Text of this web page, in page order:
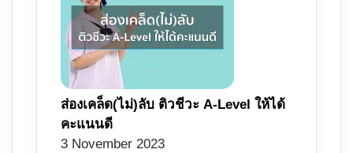
ส่องเคล็ด(ไม่)ลับ ติวชีวะ A-Level ให้ได้
คะแนนดี
3 November 2023